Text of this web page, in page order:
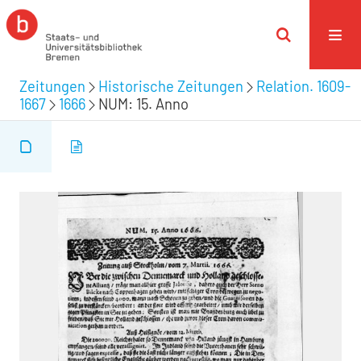
Zeitungen Historische Zeitungen
Relation. 1609-
1667
1666 NUM: 15. Anno